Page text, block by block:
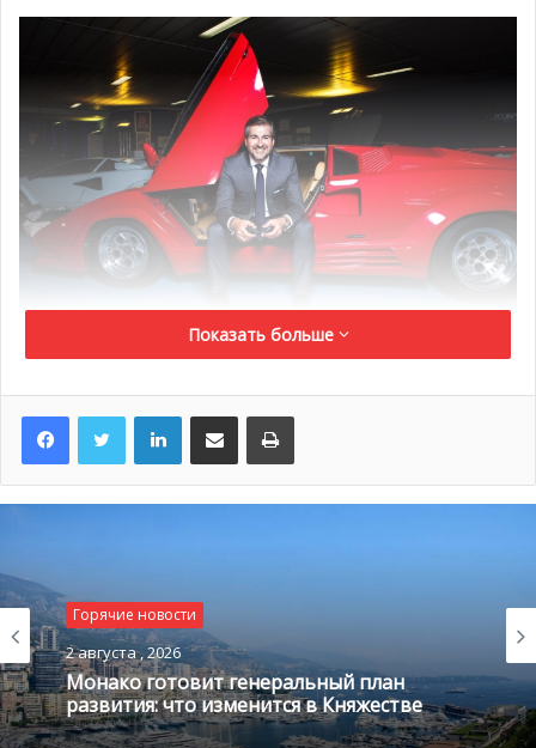
HelloMonaco: Как у вас родилась идея проведения такого
уникального мероприятия в Монако?
Матье Ламур: Я люблю Монако и часто приезжаю сюда,
аукционами, которые существовали начиная с конца
1970-х. Монако всегда было важной точкой для
проведения автомобильных аукционов. Кроме того,
княжество обладает некой гламурной стороной,
которую я всегда любил. Я рад, что мы смогли
организовать здесь подобное мероприятие.
Показать больше
LinkedInПоделиться по электронной почте Распечатать
Горячие новости
2 августа , 2026
Монако готовит генеральный план
развития: что изменится в Княжестве